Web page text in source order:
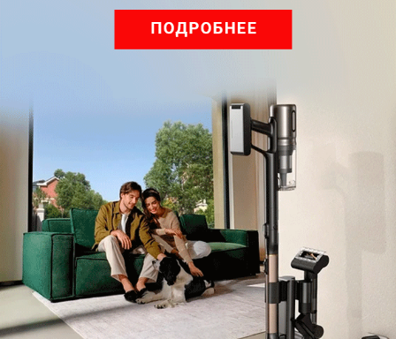
Обзор вертикального пылесоса Dreame Z40 AquaCycle
Pro: гибкий подход к уборке